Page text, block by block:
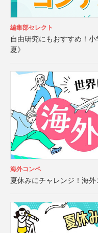
編集部セレクト
自由研究にもおすすめ！
夏》
海外コンペ
夏休みにチャレンジ！海